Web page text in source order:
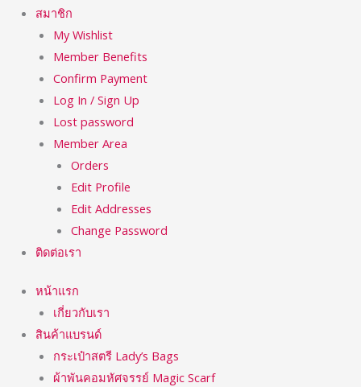
สมาชิก
My Wishlist
Member Benefits
Confirm Payment
Log In / Sign Up
Lost password
Member Area
Orders
Edit Profile
Edit Addresses
Change Password
ติดต่อเรา
หน้าแรก
เกี่ยวกับเรา
สินค้าแบรนด์
กระเป๋าสตรี Lady’s Bags
ผ้าพันคอมหัศจรรย์ Magic Scarf